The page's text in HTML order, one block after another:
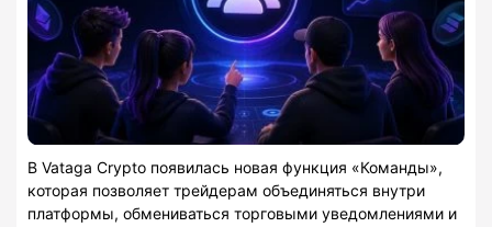
В Vataga Crypto появилась новая функция «Команды»,
которая позволяет трейдерам объединяться внутри
платформы, обмениваться торговыми уведомлениями и